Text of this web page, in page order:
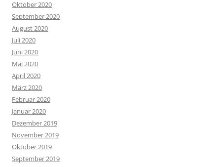
Oktober 2020
September 2020
August 2020
Juli 2020
Juni 2020
Mai 2020
April 2020
März 2020
Februar 2020
Januar 2020
Dezember 2019
November 2019
Oktober 2019
September 2019